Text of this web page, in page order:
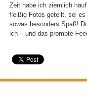
Zeit habe ich ziemlich
fleißig Fotos geteilt, sei
sowas besonders Spaß!
ich – und das prompte